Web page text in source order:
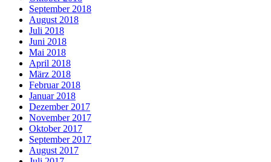
September 2018
August 2018
Juli 2018
Juni 2018
Mai 2018
April 2018
März 2018
Februar 2018
Januar 2018
Dezember 2017
November 2017
Oktober 2017
September 2017
August 2017